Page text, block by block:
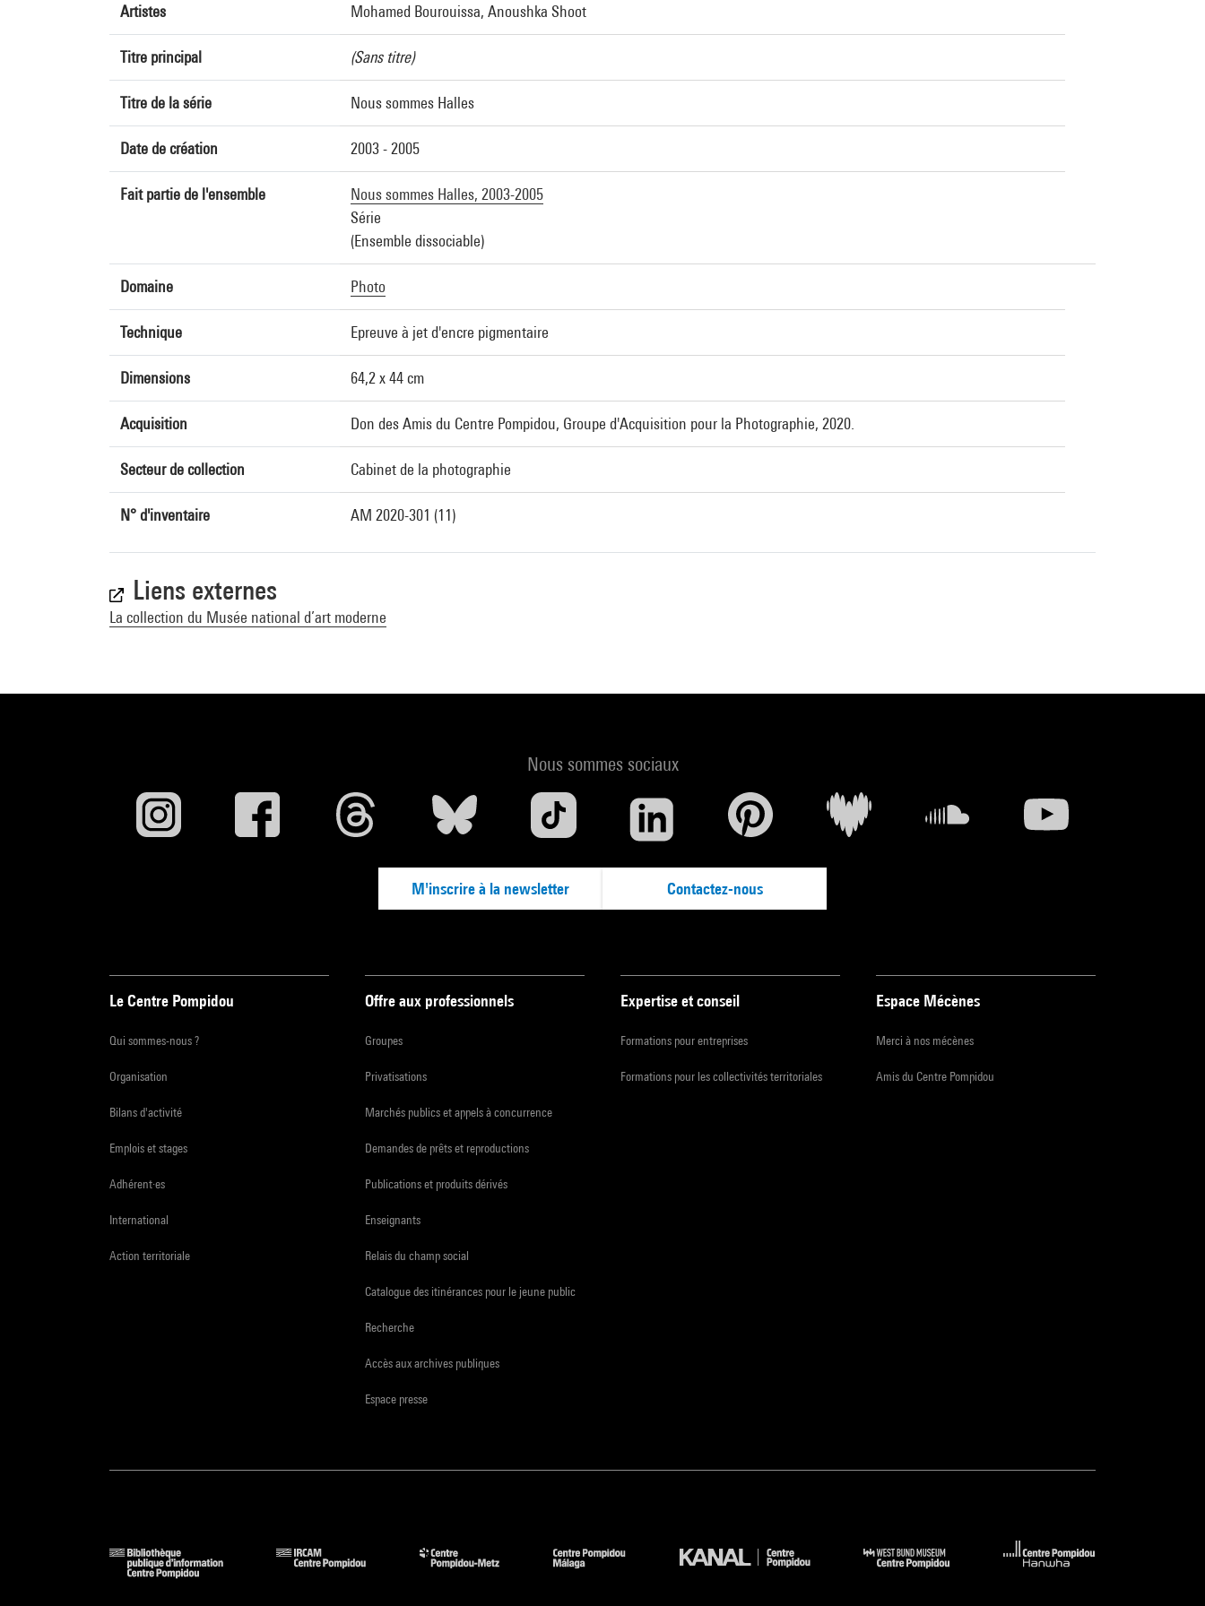
Artistes Mohamed Bourouissa, Anoushka Shoot
Titre principal (Sans titre)
Titre de la série Nous sommes Halles
Date de création 2003 - 2005
Fait partie de l'ensemble
Nous sommes Halles, 2003-2005
Série
(Ensemble dissociable)
Domaine Photo
Technique Epreuve à jet d'encre pigmentaire
Dimensions 64,2 x 44 cm
Acquisition Don des Amis du Centre Pompidou, Groupe d'Acquisition pour la Photographie, 2020.
Secteur de collection Cabinet de la photographie
N° d'inventaire AM 2020-301 (11)
Liens externes
La collection du Musée national d’art moderne
Nous sommes sociaux
M'inscrire à la newsletter Contactez-nous
Le Centre Pompidou
Qui sommes-nous ?
Organisation
Bilans d'activité
Emplois et stages
Adhérent·es
International
Action territoriale
Offre aux professionnels
Groupes
Privatisations
Marchés publics et appels à concurrence
Demandes de prêts et reproductions
Publications et produits dérivés
Enseignants
Relais du champ social
Catalogue des itinérances pour le jeune public
Recherche
Accès aux archives publiques
Espace presse
Expertise et conseil
Formations pour entreprises
Formations pour les collectivités territoriales
Espace Mécènes
Merci à nos mécènes
Amis du Centre Pompidou